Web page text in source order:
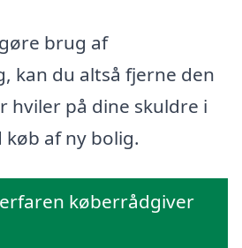
brug af
kan du altså fjerne den
hviler på dine skuldre i
af ny bolig.
køberrådgiver